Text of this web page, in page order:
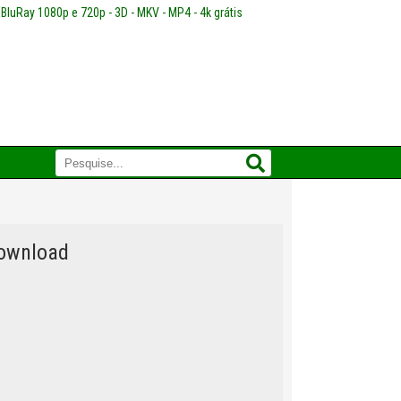
1080p e 720p - 3D - MKV - MP4 - 4k grátis